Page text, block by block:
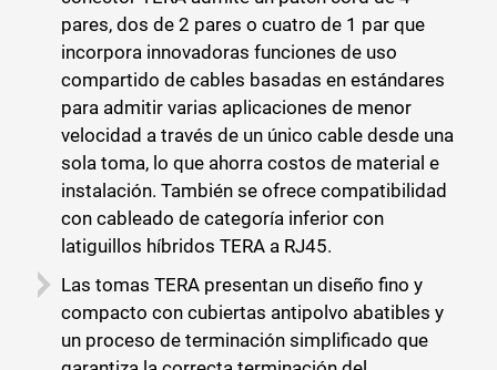
pares, dos de 2 pares o cuatro de 1 par que
incorpora innovadoras funciones de uso
compartido de cables basadas en estándares
para admitir varias aplicaciones de menor
velocidad a través de un único cable desde una
sola toma, lo que ahorra costos de material e
instalación. También se ofrece compatibilidad
con cableado de categoría inferior con
latiguillos híbridos TERA a RJ45.
Las tomas TERA presentan un diseño fino y
compacto con cubiertas antipolvo abatibles y
un proceso de terminación simplificado que